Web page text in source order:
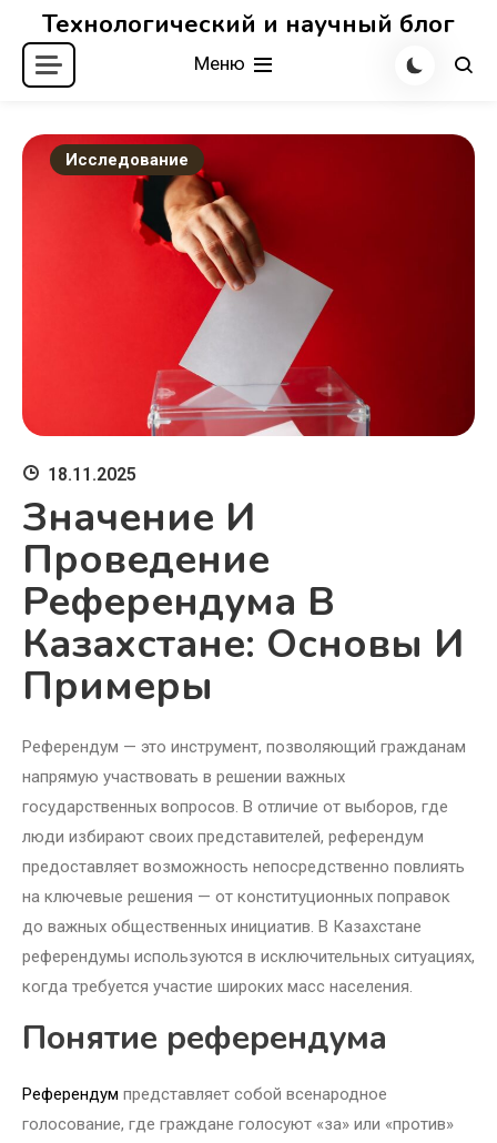
Перейти
содержимому
Технологический и научный блог
Меню
Исследование
18.11.2025
Значение И
Проведение
Референдума В
Казахстане: Основы И
Примеры
Референдум — это инструмент, позволяющий гражданам
напрямую участвовать в решении важных
государственных вопросов. В отличие от выборов, где
люди избирают своих представителей, референдум
предоставляет возможность непосредственно повлиять
на ключевые решения — от конституционных поправок
до важных общественных инициатив. В Казахстане
референдумы используются в исключительных ситуациях,
когда требуется участие широких масс населения.
Понятие референдума
Референдум представляет собой всенародное
голосование, где граждане голосуют «за» или «против»